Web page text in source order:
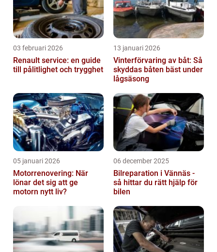
03 februari 2026
Renault service: en guide
till pålitlighet och trygghet
13 januari 2026
Vinterförvaring av båt: Så
skyddas båten bäst under
lågsäsong
05 januari 2026
Motorrenovering: När
lönar det sig att ge
motorn nytt liv?
06 december 2025
Bilreparation i Vännäs -
så hittar du rätt hjälp för
bilen